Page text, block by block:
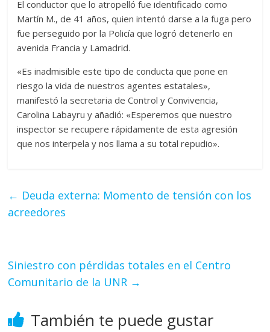
El conductor que lo atropelló fue identificado como
Martín M., de 41 años, quien intentó darse a la fuga pero
fue perseguido por la Policía que logró detenerlo en
avenida Francia y Lamadrid.
«Es inadmisible este tipo de conducta que pone en
riesgo la vida de nuestros agentes estatales»,
manifestó la secretaria de Control y Convivencia,
Carolina Labayru y añadió: «Esperemos que nuestro
inspector se recupere rápidamente de esta agresión
que nos interpela y nos llama a su total repudio».
← Deuda externa: Momento de tensión con los
acreedores
Siniestro con pérdidas totales en el Centro
Comunitario de la UNR →
También te puede gustar